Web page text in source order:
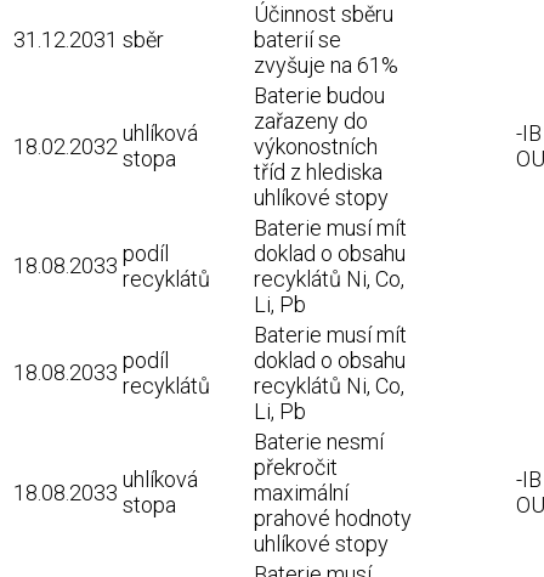
31.12.2031 sběr
Účinnost sběru
baterií se
zvyšuje na 61%
18.02.2032
uhlíková
stopa
Baterie budou
zařazeny do
výkonostních
tříd z hlediska
uhlíkové stopy
-
18.08.2033 podíl
recyklátů
Baterie musí mít
doklad o obsahu
recyklátů Ni, Co,
Li, Pb
18.08.2033 podíl
recyklátů
Baterie musí mít
doklad o obsahu
recyklátů Ni, Co,
Li, Pb
18.08.2033
uhlíková
stopa
Baterie nesmí
překročit
maximální
prahové hodnoty
uhlíkové stopy
-